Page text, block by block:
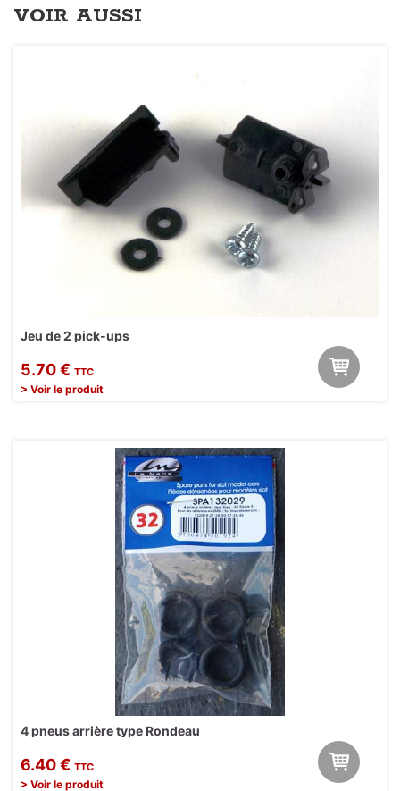
VOIR AUSSI
Jeu de 2 pick-ups
5.70 € TTC
> Voir le produit
4 pneus arrière type Rondeau
6.40 € TTC
> Voir le produit